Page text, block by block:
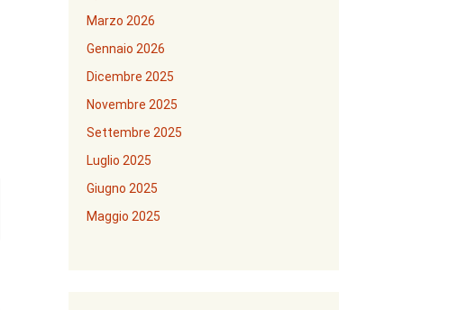
Marzo 2026
Gennaio 2026
Dicembre 2025
Novembre 2025
Settembre 2025
Luglio 2025
Giugno 2025
Maggio 2025